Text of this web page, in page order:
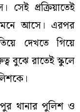
সেই প্রক্রিয়াতেই
আসে। এরপর
দেখতে গিয়ে
বুঝে রাতেই স্কুলে
থানার পুলিশ ও